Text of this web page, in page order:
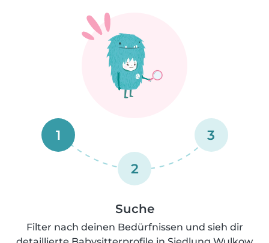
1
2
3
Suche
Filter nach deinen Bedürfnissen und sieh dir